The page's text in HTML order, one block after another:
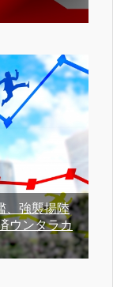
、強襲揚陸
ウンタラカ